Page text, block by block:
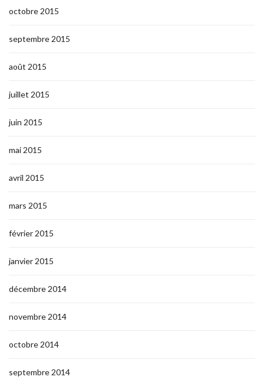
octobre 2015
septembre 2015
août 2015
juillet 2015
juin 2015
mai 2015
avril 2015
mars 2015
février 2015
janvier 2015
décembre 2014
novembre 2014
octobre 2014
septembre 2014